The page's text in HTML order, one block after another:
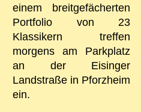
einem breitgefächerten
Portfolio von 23
Klassikern treffen
morgens am Parkplatz
an der Eisinger
Landstraße in Pforzheim
ein.